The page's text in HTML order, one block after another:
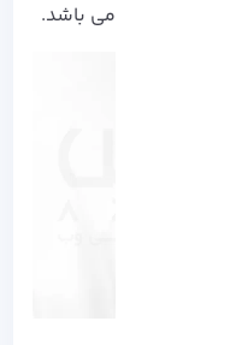
در آلما لینوکس می باشد.